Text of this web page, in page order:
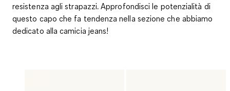
resistenza agli strapazzi. Approfondisci le potenzialità di
questo capo che fa tendenza nella sezione che abbiamo
dedicato alla camicia jeans!